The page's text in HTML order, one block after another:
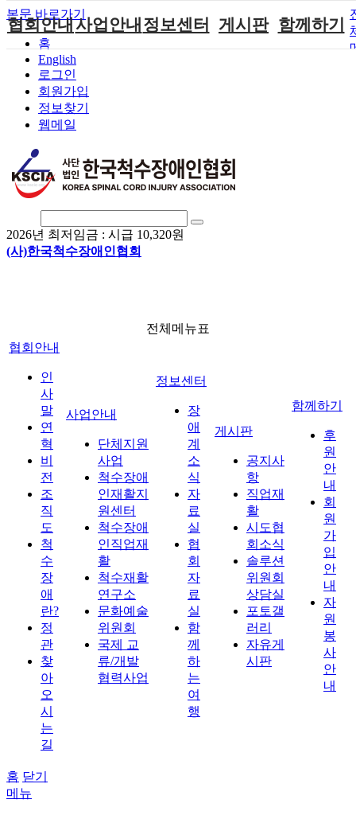
본문 바로가기
홈
English
로그인
회원가입
정보찾기
웹메일
2026년 최저임금 : 시급 10,320원
(사)한국척수장애인협회
협회안내
인사말
연혁
비전
조직도
척수장애란?
정관
찾아오시는길
사업안내
단체지원사업
척수장애인재
활지원센터
척수장애인직
척수재활연구
소
국제 교류/개
발 협력사업
정보센터 게시판
포토갤러리
자유게시판
함께하기
전체메뉴표
협회안내
인
사
말
연
혁
비
전
조
직
도
척
수
장
애
란?
정
관
찾
아
오
시
는
길
사업안내
단체지원
사업
척수장애
인재활지
원센터
척수장애
인직업재
활
척수재활
연구소
문화예술
위원회
국제 교
류/개발
협력사업
정보센터
장
애
계
소
식
자
료
실
협
회
자
료
실
함
께
하
는
여
행
게시판
공지사
항
직업재
활
시도협
회소식
솔루션
위원회
상담실
포토갤
러리
자유게
시판
함께하기
후
원
안
내
회
원
가
입
안
내
자
원
봉
사
안
내
홈 닫기
메뉴